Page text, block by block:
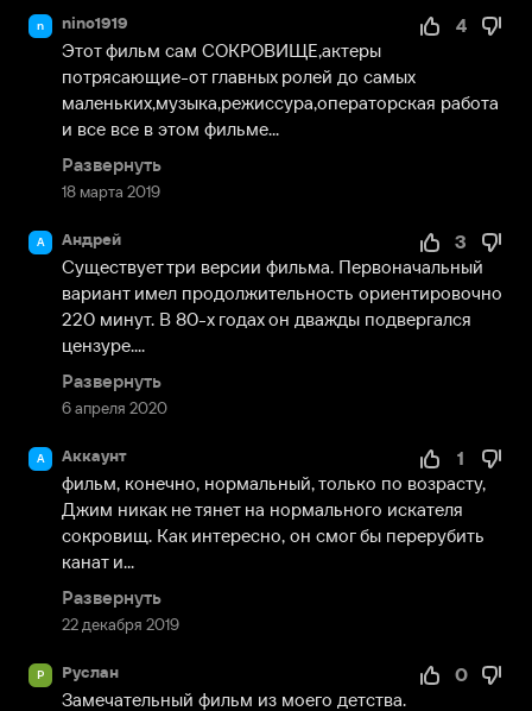
n nino1919
18 марта 2019
4
Этот фильм сам СОКРОВИЩЕ,актеры
потрясающие-от главных ролей до самых
маленьких,музыка,режиссура,операторская работа
и все все в этом фильме...
Развернуть
А Андрей
6 апреля 2020
3
Существует три версии фильма. Первоначальный
вариант имел продолжительность ориентировочно
220 минут. В 80-х годах он дважды подвергался
цензуре....
Развернуть
А Аккаунт
22 декабря 2019
1
фильм, конечно, нормальный, только по возрасту,
Джим никак не тянет на нормального искателя
сокровищ. Как интересно, он смог бы перерубить
канат и...
Развернуть
Р Руслан
0
Замечательный фильм из моего детства.